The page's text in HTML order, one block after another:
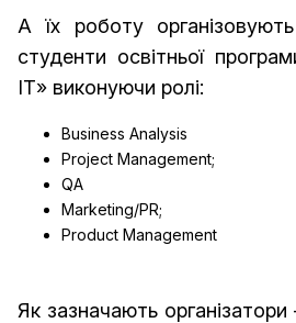
А їх роботу
студенти освітньої
ІТ» виконуючи ролі:
Business Analysis
Project Management;
QA
Marketing/PR;
Product Management
Як зазначають організатори